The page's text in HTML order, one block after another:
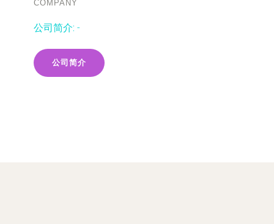
COMPANY
公司简介: -
公司简介